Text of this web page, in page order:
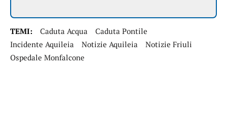
TEMI: Caduta Acqua
Caduta Pontile
Incidente Aquileia
Notizie Aquileia
Notizie Friuli
Ospedale Monfalcone